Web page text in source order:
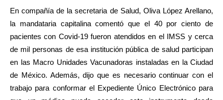
En compañía de la secretaria de Salud, Oliva López Arellano,
la mandataria capitalina comentó que el 40 por ciento de
pacientes con Covid-19 fueron atendidos en el IMSS y cerca
de mil personas de esa institución pública de salud participan
en las Macro Unidades Vacunadoras instaladas en la Ciudad
de México. Además, dijo que es necesario continuar con el
trabajo para conformar el Expediente Único Electrónico para